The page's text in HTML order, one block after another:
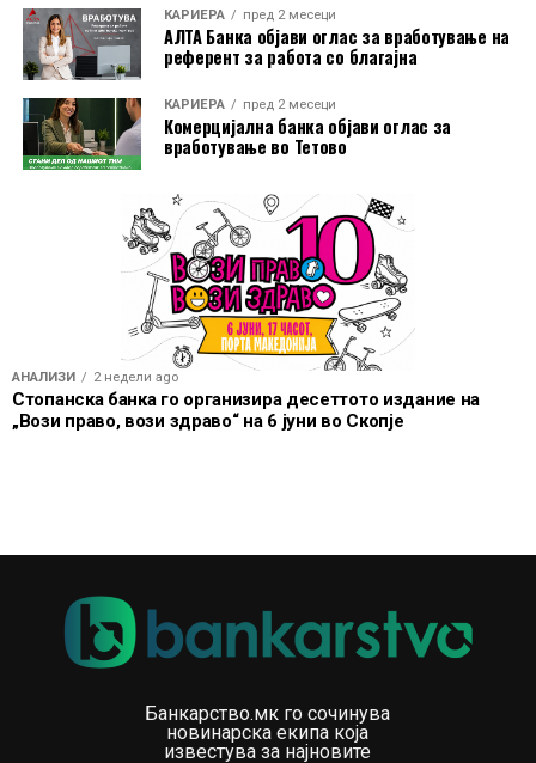
не ги опфаќа увозните производи и не претставува
индекс на потрошувачките цени што директно ги
плаќаат граѓаните.
КАРИЕРА пред 2 месеци
АЛТА Банка објави оглас за вработување на
референт за работа со благајна
КАРИЕРА пред 2 месеци
Комерцијална банка објави оглас за
вработување во Тетово
АНАЛИЗИ 2 недели ago
Стопанска банка го организира десеттото издание на
„Вози право, вози здраво“ на 6 јуни во Скопје
Банкарство.мк го сочинува
новинарска екипа која
известува за најновите